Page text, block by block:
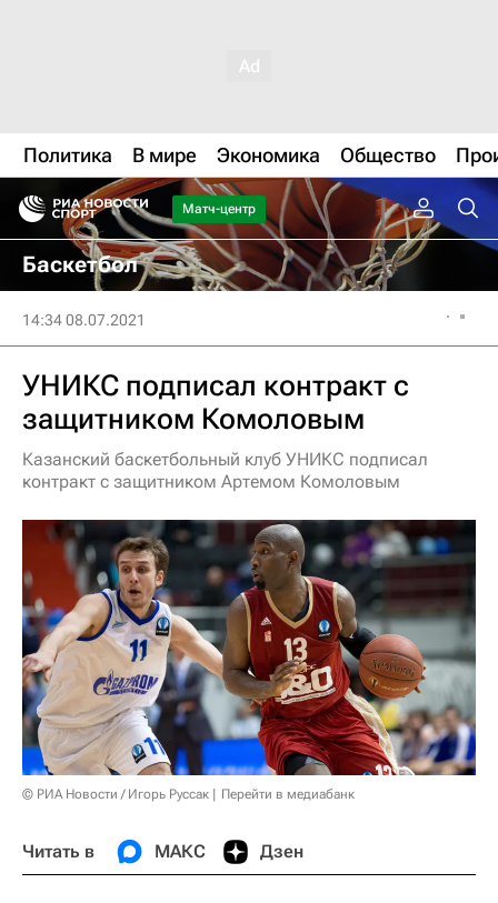
Политика В мире Экономика Общество
Матч-центр
Баскетбол
14:34 08.07.2021
УНИКС подписал контракт с
защитником Комоловым
Казанский баскетбольный клуб УНИКС подписал
контракт с защитником Артемом Комоловым
© РИА Новости / Игорь Руссак Перейти в медиабанк
Читать в МАКС Дзен